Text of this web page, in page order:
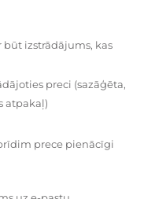
izstrādājums, kas
preci (sazāģēta,
atpakaļ)
prece pienācīgi